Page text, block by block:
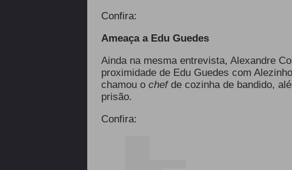
Confira:
Ameaça a Edu Guedes
Ainda na mesma entrevista, Alexandre
proximidade de Edu Guedes com
chamou o chefde cozinha de bandido,
prisão.
Confira: